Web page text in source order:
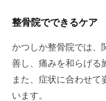
整骨院でできるケア
かつしか整骨院では、
善し、痛みを和らげる
また、症状に合わせ
います。